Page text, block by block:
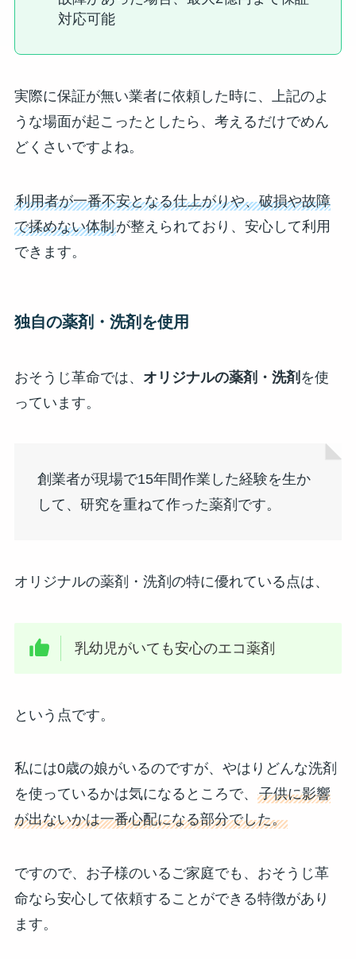
対応可能
実際に保証が無い業者に依頼した時に、上記のよ
うな場面が起こったとしたら、考えるだけでめん
どくさいですよね。
利用者が一番不安となる仕上がりや、破損や故障
で揉めない体制が整えられており、安心して利用
できます。
独自の薬剤・洗剤を使用
おそうじ革命では、 オリジナルの薬剤・洗剤 を使
っています。
創業者が現場で15年間作業した経験を生か
して、研究を重ねて作った薬剤です。
オリジナルの薬剤・洗剤の特に優れている点は、
乳幼児がいても安心のエコ薬剤
という点です。
私には0歳の娘がいるのですが、やはりどんな洗剤
を使っているかは気になるところで、 子供に影響
が出ないかは一番心配になる部分でした。
ですので、お子様のいるご家庭でも、おそうじ革
命なら安心して依頼することができる特徴があり
ます。